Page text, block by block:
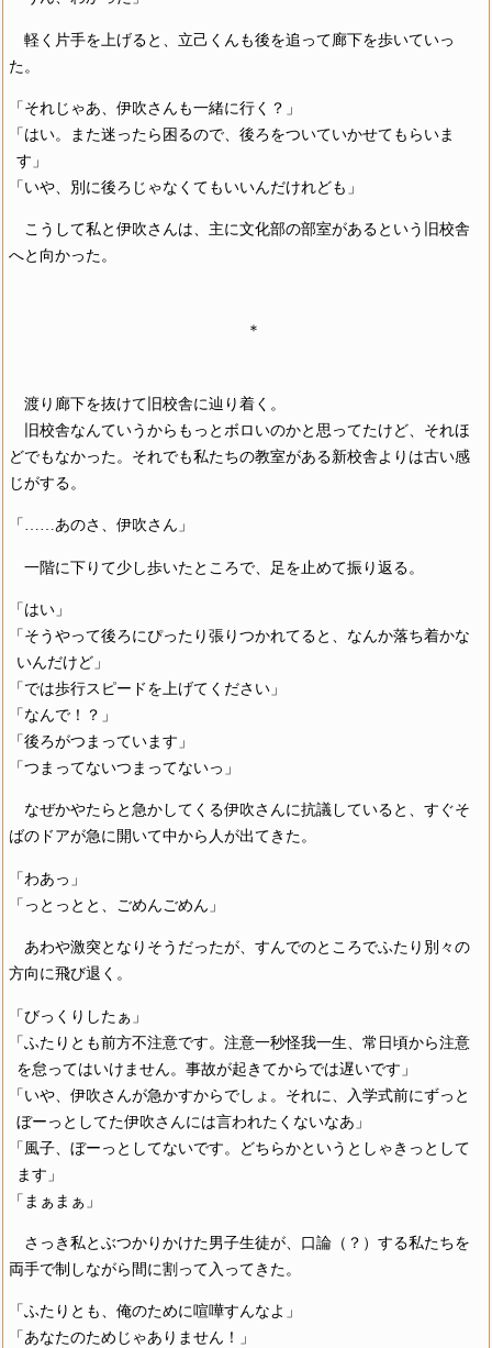
軽く片手を上げると、立己くんも後を追って廊下を歩いていっ
た。
「それじゃあ、伊吹さんも一緒に行く？」
「はい。また迷ったら困るので、後ろをついていかせてもらいま
す」
「いや、別に後ろじゃなくてもいいんだけれども」
こうして私と伊吹さんは、主に文化部の部室があるという旧校舎
へと向かった。
＊
渡り廊下を抜けて旧校舎に辿り着く。
旧校舎なんていうからもっとボロいのかと思ってたけど、それほ
どでもなかった。それでも私たちの教室がある新校舎よりは古い感
じがする。
「……あのさ、伊吹さん」
一階に下りて少し歩いたところで、足を止めて振り返る。
「はい」
「そうやって後ろにぴったり張りつかれてると、なんか落ち着かな
いんだけど」
「では歩行スピードを上げてください」
「なんで！？」
「後ろがつまっています」
「つまってないつまってないっ」
なぜかやたらと急かしてくる伊吹さんに抗議していると、すぐそ
ばのドアが急に開いて中から人が出てきた。
「わあっ」
「っとっとと、ごめんごめん」
あわや激突となりそうだったが、すんでのところでふたり別々の
方向に飛び退く。
「びっくりしたぁ」
「ふたりとも前方不注意です。注意一秒怪我一生、常日頃から注意
を怠ってはいけません。事故が起きてからでは遅いです」
「いや、伊吹さんが急かすからでしょ。それに、入学式前にずっと
ぼーっとしてた伊吹さんには言われたくないなあ」
「風子、ぼーっとしてないです。どちらかというとしゃきっとして
ます」
「まぁまぁ」
さっき私とぶつかりかけた男子生徒が、口論（？）する私たちを
両手で制しながら間に割って入ってきた。
「ふたりとも、俺のために喧嘩すんなよ」
「あなたのためじゃありません！」